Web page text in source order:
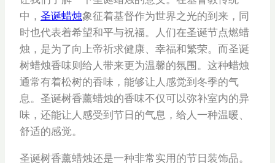
中， 圣诞蜡烛象征着基督作为世界之光的到来，同
时也代表着希望和平与祝福。人们在圣诞节点燃蜡
烛，是为了向上帝祈求健康、幸福和繁荣。而圣诞
树蜡烛香味则给人带来更为温馨的氛围。这种蜡烛
通常有着松树的香味，能够让人感觉到冬季的气
息。圣诞树香薰蜡烛的香味不仅可以弥补室内的异
味，还能让人感受到节日的气息，给人一种温暖、
舒适的感觉。
圣诞树香薰蜡烛还是一种非常实用的节日装饰品。